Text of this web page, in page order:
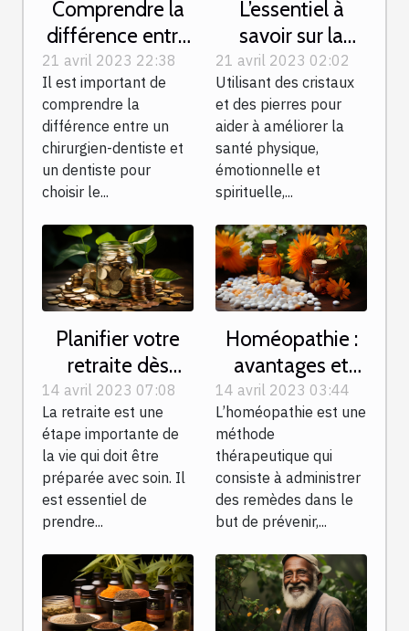
Comprendre la
différence entre
un chirurgien-
dentiste et un
dentiste
21 avril 2023 22:38
Il est important de
comprendre la
différence entre un
chirurgien-dentiste et
un dentiste pour
choisir le...
L’essentiel à
savoir sur la
lithotherapie
21 avril 2023 02:02
Utilisant des cristaux
et des pierres pour
aider à améliorer la
santé physique,
émotionnelle et
spirituelle,...
Planifier votre
retraite dès
maintenant :
Voici tout ce que
vous devez
savoir
14 avril 2023 07:08
La retraite est une
étape importante de
la vie qui doit être
préparée avec soin. Il
est essentiel de
prendre...
Homéopathie :
avantages et
différentes
formes de
traitement
14 avril 2023 03:44
L’homéopathie est une
méthode
thérapeutique qui
consiste à administrer
des remèdes dans le
but de prévenir,...